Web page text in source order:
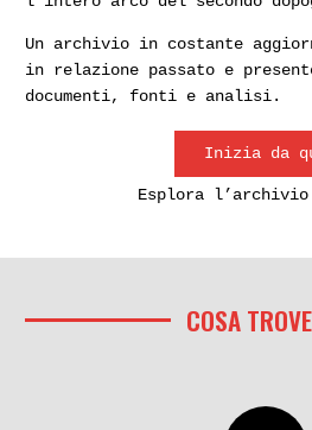
Un archivio in costante
in relazione passato e
documenti, fonti e analisi.
Inizia da
Esplora l’archivio
COSA